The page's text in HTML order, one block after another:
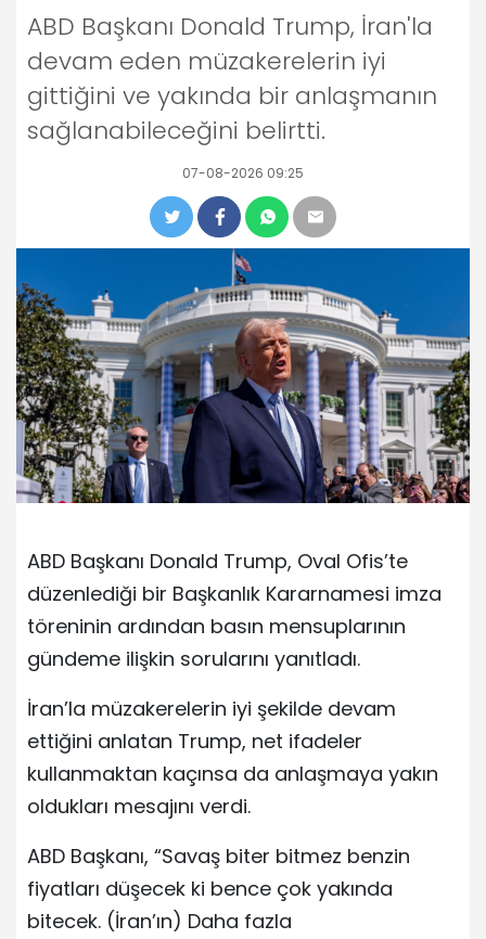
ABD Başkanı Donald Trump, İran'la
devam eden müzakerelerin iyi
gittiğini ve yakında bir anlaşmanın
sağlanabileceğini belirtti.
07-08-2026 09:25
ABD Başkanı Donald Trump, Oval Ofis’te
düzenlediği bir Başkanlık Kararnamesi imza
töreninin ardından basın mensuplarının
gündeme ilişkin sorularını yanıtladı.
İran’la müzakerelerin iyi şekilde devam
ettiğini anlatan Trump, net ifadeler
kullanmaktan kaçınsa da anlaşmaya yakın
oldukları mesajını verdi.
ABD Başkanı, “Savaş biter bitmez benzin
fiyatları düşecek ki bence çok yakında
bitecek. (İran’ın) Daha fazla